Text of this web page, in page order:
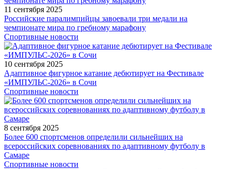
11 сентября 2025
Российские паралимпийцы завоевали три медали на
чемпионате мира по гребному марафону
Спортивные новости
10 сентября 2025
Адаптивное фигурное катание дебютирует на Фестивале
«ИМПУЛЬС-2026» в Сочи
Спортивные новости
8 сентября 2025
Более 600 спортсменов определили сильнейших на
всероссийских соревнованиях по адаптивному футболу в
Самаре
Спортивные новости